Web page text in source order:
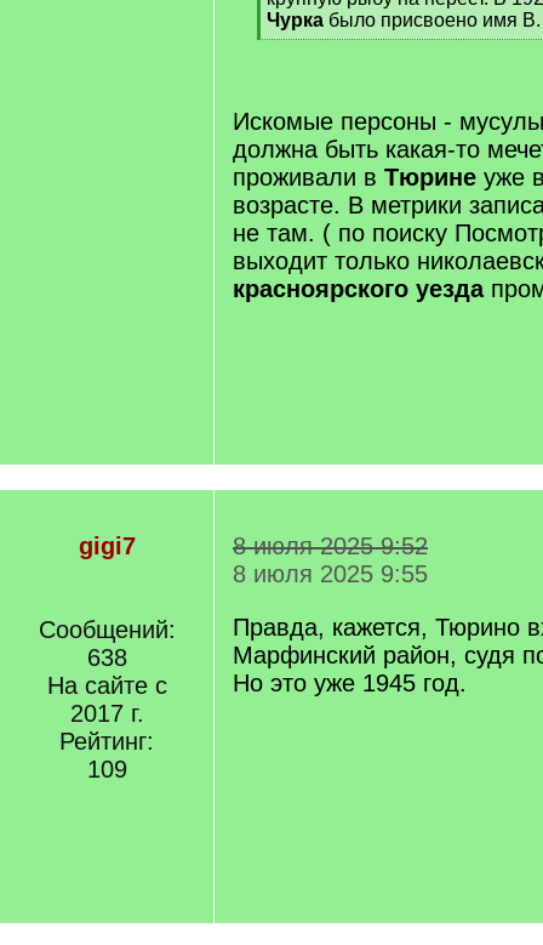
Чурка было присвоено имя В.
[
Искомые персоны -
должна быть какая-то
проживали в Тюрине уже
возрасте. В метрики
не там. ( по поиску
выходит только
красноярского уезда
gigi7
Сообщений:
638
На сайте с
2017 г.
Рейтинг:
109
8 июля 2025 9:52
8 июля 2025 9:55
Правда, кажется, Тюрино
Марфинский район, судя
Но это уже 1945 год.